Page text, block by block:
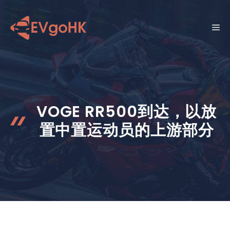
菜
VOGE RR500到达，以放
置中置运动员的上游部分